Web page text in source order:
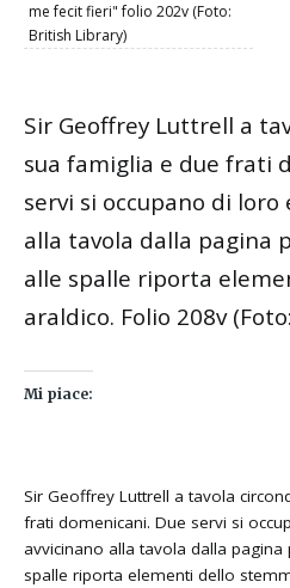
me fecit fieri" folio 202v (Foto:
British Library)
Sir Geoffrey Luttrell a
sua famiglia e due frati
servi si occupano di
alla tavola dalla pagina
alle spalle riporta
araldico. Folio 208v
Mi piace:
Sir Geoffrey Luttrell a tavola
frati domenicani. Due servi si
avvicinano alla tavola dalla pagina
spalle riporta elementi dello